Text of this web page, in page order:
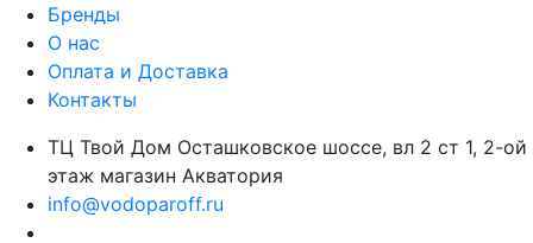
Бренды
О нас
Оплата и Доставка
Контакты
ТЦ Твой Дом Осташковское шоссе, вл 2 ст 1, 2-ой
этаж магазин Акватория
info@vodoparoff.ru